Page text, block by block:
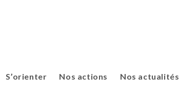
S’orienter Nos actions Nos actualités